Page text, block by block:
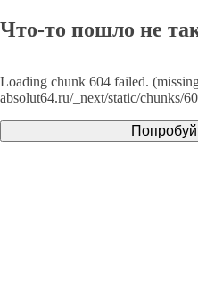
Что-то пошло не
Loading chunk 604 failed.
absolut64.ru/_next/static/chunks/